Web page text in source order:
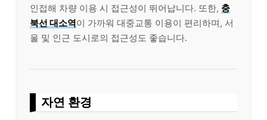
인접해 차량 이용 시 접근성이 뛰어납니다. 또한, 충
북선 대소역이 가까워 대중교통 이용이 편리하며, 서
울 및 인근 도시로의 접근성도 좋습니다.
자연 환경